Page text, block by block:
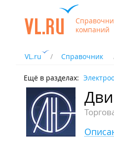
компаний
VL.ru Справочник
Ещё в разделах: